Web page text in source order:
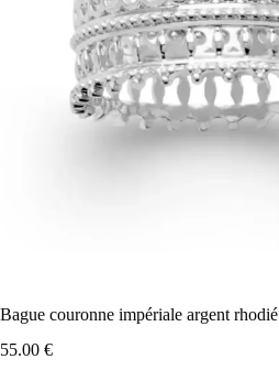
Bague couronne impériale argent rhodié
55.00 €